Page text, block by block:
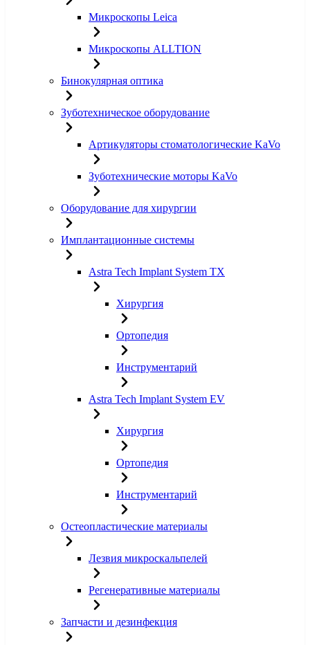
Микроскопы Leica
Микроскопы ALLTION
Бинокулярная оптика
Зуботехническое оборудование
Артикуляторы стоматологические KaVo
Зуботехнические моторы KaVo
Оборудование для хирургии
Имплантационные системы
Astra Tech Implant System TX
Хирургия
Ортопедия
Инструментарий
Astra Tech Implant System EV
Хирургия
Ортопедия
Инструментарий
Остеопластические материалы
Лезвия микроскальпелей
Регенеративные материалы
Запчасти и дезинфекция